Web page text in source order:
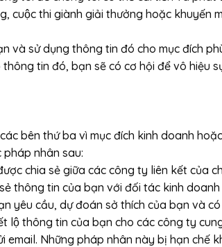
cuộc thi giành giải thưởng hoặc khuyến
và sử dụng thông tin đó cho mục đích
tin đó, bạn sẽ có cơ hội để vô hiệu
bên thứ ba vì mục đích kinh doanh
nhân sau:
chia sẻ giữa các công ty liên kết của
thông tin của bạn với đối tác kinh
yêu cầu, dự đoán sở thích của bạn và
lộ thông tin của bạn cho các công ty
Những pháp nhân này bị hạn chế